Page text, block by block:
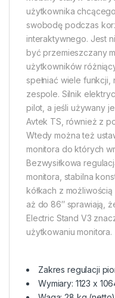
użytkownika
swobodę podczas
interaktywnego. Jest
być przemieszczany
użytkowników
spełniać wiele
zespole. Silnik
pilot, a jeśli używany
Avtek TS, również z
Wtedy można też
monitora do których
Bezwysiłkowa
monitora, stabilna
kółkach z
aż do 86″ sprawiają,
Electric Stand V3
użytkowaniu monitora.
Zakres regulacji
Wymiary: 1123 x